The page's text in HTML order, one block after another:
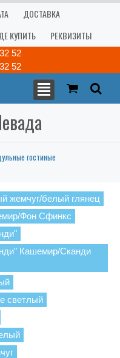
ДОСТАВКА
КУПИТЬ РЕКВИЗИТЫ
52
52
гостиные
жемчуг/белый глянец
Фон Сфинкс
Кашемир/Сканди
светлый